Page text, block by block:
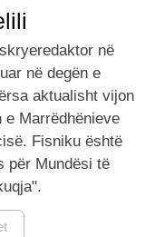
në
në degën e
aktualisht vijon
Marrëdhënieve
Fisniku është
për Mundësi të